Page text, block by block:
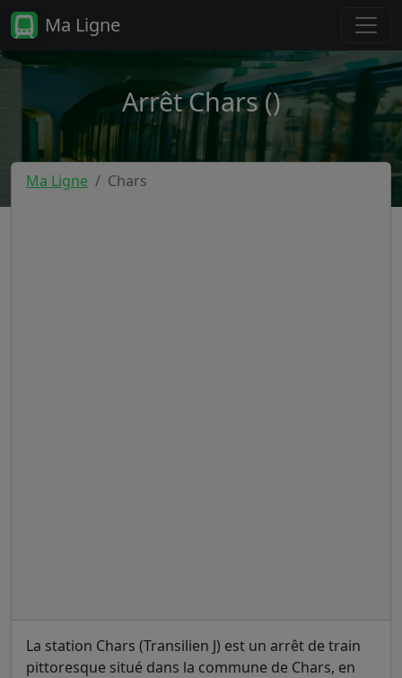
Ma Ligne
Arrêt Chars ()
Ma Ligne Chars
La station Chars (Transilien J) est un arrêt de train
pittoresque situé dans la commune de Chars, en